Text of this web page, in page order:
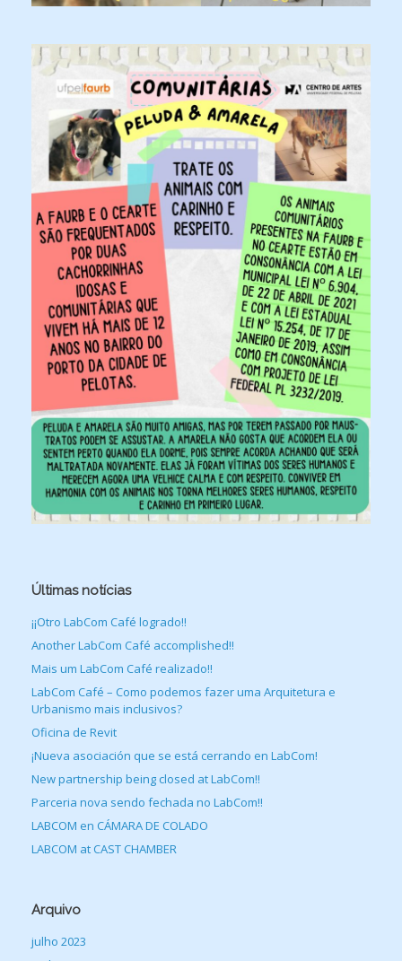
Últimas notícias
¡¡Otro LabCom Café logrado!!
Another LabCom Café accomplished!!
Mais um LabCom Café realizado!!
LabCom Café – Como podemos fazer uma Arquitetura e
Urbanismo mais inclusivos?
Oficina de Revit
¡Nueva asociación que se está cerrando en LabCom!
New partnership being closed at LabCom!!
Parceria nova sendo fechada no LabCom!!
LABCOM en CÁMARA DE COLADO
LABCOM at CAST CHAMBER
Arquivo
julho 2023